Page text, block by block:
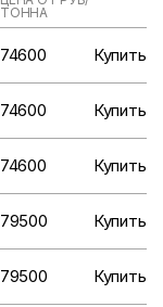
ТОННА
74600 Купить
74600 Купить
74600 Купить
79500 Купить
79500 Купить